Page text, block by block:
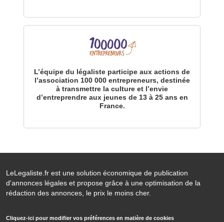
L’équipe du légaliste participe aux actions de
l’association 100 000 entrepreneurs, destinée
à transmettre la culture et l’envie
d’entreprendre aux jeunes de 13 à 25 ans en
France.
LeLegaliste.fr est une solution économique de publication
d'annonces légales et propose grâce à une optimisation de la
rédaction des annonces, le prix le moins cher.
Cliquez-ici pour modifier vos préférences en matière de cookies